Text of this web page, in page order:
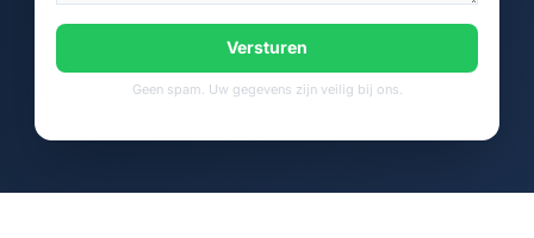
Versturen
Geen spam. Uw gegevens zijn veilig bij ons.